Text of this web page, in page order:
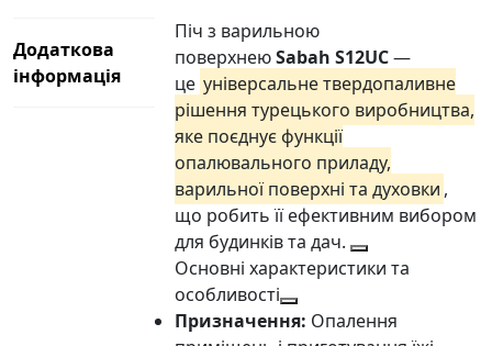
Додаткова
інформація
Піч з варильною
поверхнеюSabah S12UC—
це універсальне твердопаливне
рішення турецького виробництва,
яке поєднує функції
опалювального приладу,
варильної поверхні та духовки ,
що робить її ефективним вибором
для будинків та дач.
Основні характеристики та
особливості
Призначення: Опалення